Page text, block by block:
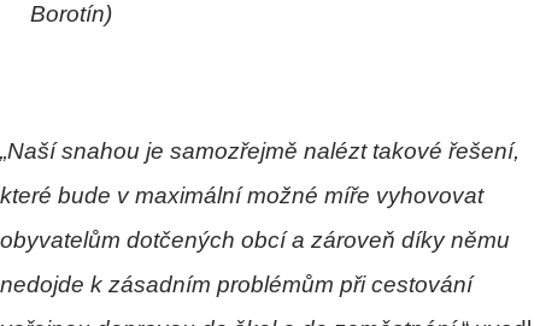
Borotín)
„Naší snahou je samozřejmě nalézt takové řešení,
které bude v maximální možné míře vyhovovat
obyvatelům dotčených obcí a zároveň díky němu
nedojde k zásadním problémům při cestování